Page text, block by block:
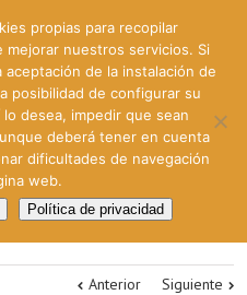
Anterior Siguiente
propias para recopilar
mejorar nuestros servicios. Si
de la instalación de
posibilidad de configurar su
desea, impedir que sean
deberá tener en cuenta
dificultades de navegación
web.
Política de privacidad